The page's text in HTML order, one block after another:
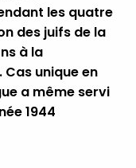
les quatre
des juifs de la
à la
unique en
a même servi
1944